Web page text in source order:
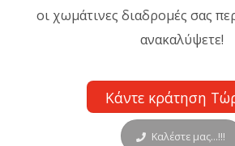
οι χωμάτινες διαδρομές σας
ανακαλύψετε!
Κάντε κράτηση
Καλέστε μας...!!!